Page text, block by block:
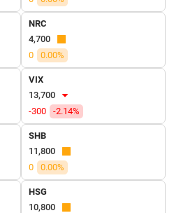
NRC
4,700
0
0.00%
VIX
13,700
-300
-2.14%
SHB
11,800
0
0.00%
HSG
10,800